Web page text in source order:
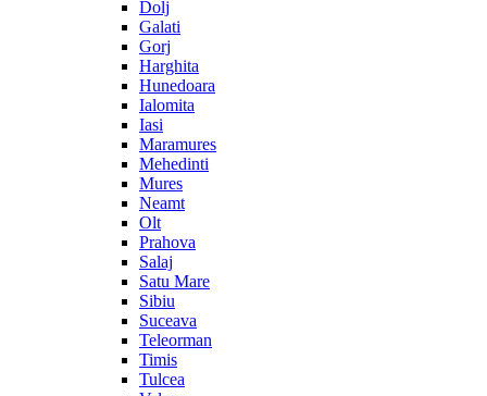
Dolj
Galati
Gorj
Harghita
Hunedoara
Ialomita
Iasi
Maramures
Mehedinti
Mures
Neamt
Olt
Prahova
Salaj
Satu Mare
Sibiu
Suceava
Teleorman
Timis
Tulcea